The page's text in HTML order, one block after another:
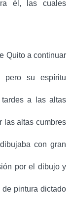
él, las cuales
Quito a continuar
pero su espíritu
a las altas
las altas cumbres
con gran
por el dibujo y
de pintura dictado